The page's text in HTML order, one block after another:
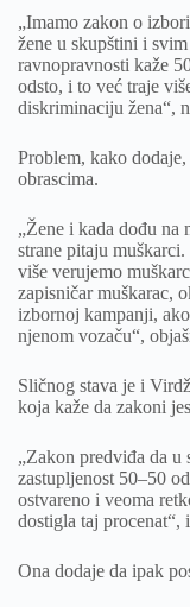
„Imamo zakon o
žene u skupštini i
ravnopravnosti kaže
odsto, i to već traje
diskriminaciju žena“,
Problem, kako
obrascima.
„Žene i kada dođu na
strane pitaju
više verujemo
zapisničar muškarac,
izbornoj kampanji,
njenom vozaču“,
Sličnog stava je i
koja kaže da zakoni
„Zakon predviđa da u
zastupljenost 50–50
ostvareno i veoma
dostigla taj procenat“,
Ona dodaje da ipak